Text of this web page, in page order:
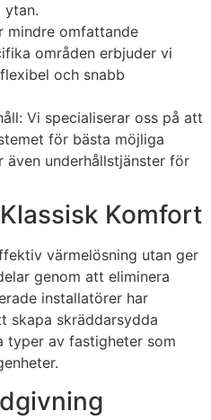
ytan.
mindre omfattande
områden erbjuder vi
och snabb
Vi specialiserar oss på att
för bästa möjliga
även underhållstjänster för
Komfort
värmelösning utan ger
genom att eliminera
installatörer har
skapa skräddarsydda
typer av fastigheter som